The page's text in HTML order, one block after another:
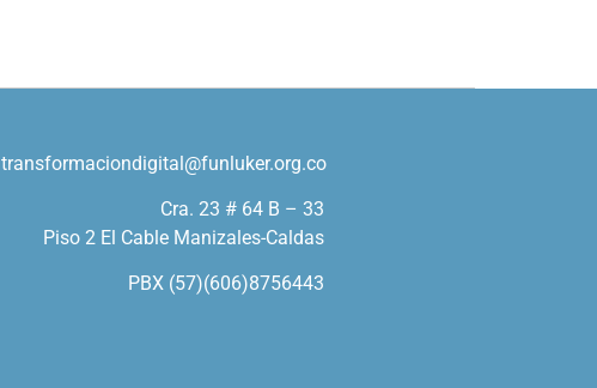
transformaciondigital@funluker.org.co
Cra. 23 # 64 B – 33
Piso 2 El Cable Manizales-Caldas
PBX (57)(606)8756443